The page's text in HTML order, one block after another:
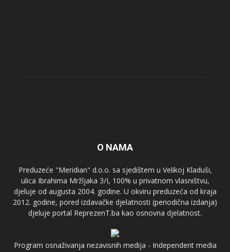
O NAMA
Preduzeće "Meridian" d.o.o. sa sjedištem u Velikoj Kladuši,
ulica Ibrahima Mržljaka 3/I, 100% u privatnom vlasništvu,
djeluje od augusta 2004. godine. U okviru preduzeća od kraja
2012. godine, pored izdavačke djelatnosti (periodična izdanja)
djeluje portal ReprezenT.ba kao osnovna djelatnost.
Program osnaživanja nezavisnih medija - Independent media